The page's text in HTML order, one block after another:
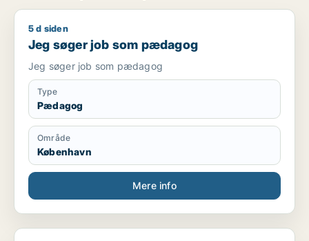
Jeg søger job som pædagog
5 d siden
Jeg søger job som pædagog
Jeg søger job som pædagog
Type
Pædagog
Område
København
Mere info